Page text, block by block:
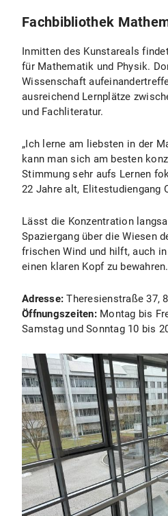
Fachbibliothek
Inmitten des Kunstareals
für Mathematik und Physik.
Wissenschaft
ausreichend Lernplätze
und Fachliteratur.
„Ich lerne am liebsten in der
kann man sich am besten
Stimmung sehr aufs Lernen
22 Jahre alt, Elitestudiengang
Lässt die Konzentration
Spaziergang über die Wiesen
frischen Wind und hilft, auch
einen klaren Kopf zu bewahren.
Adresse: Theresienstraße 37,
Öffnungszeiten:Montag bis
Samstag und Sonntag 10 bis